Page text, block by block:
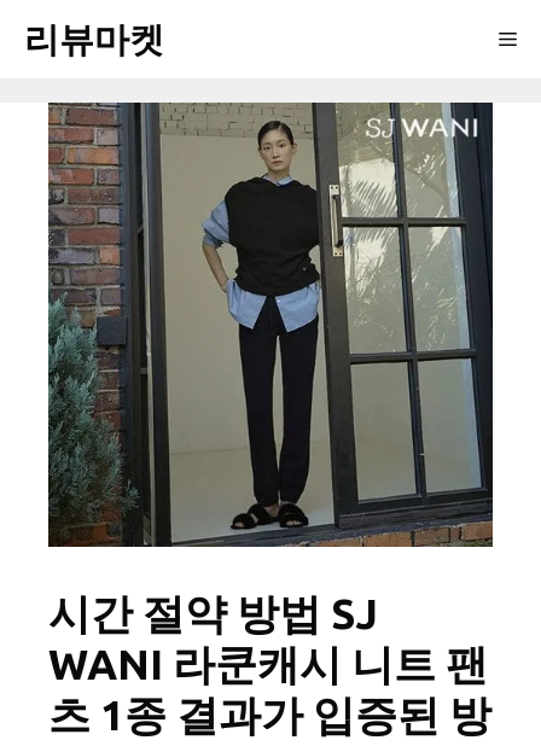
리뷰마켓
시간 절약 방법 SJ
WANI 라쿤캐시 니트 팬
츠 1종 결과가 입증된 방